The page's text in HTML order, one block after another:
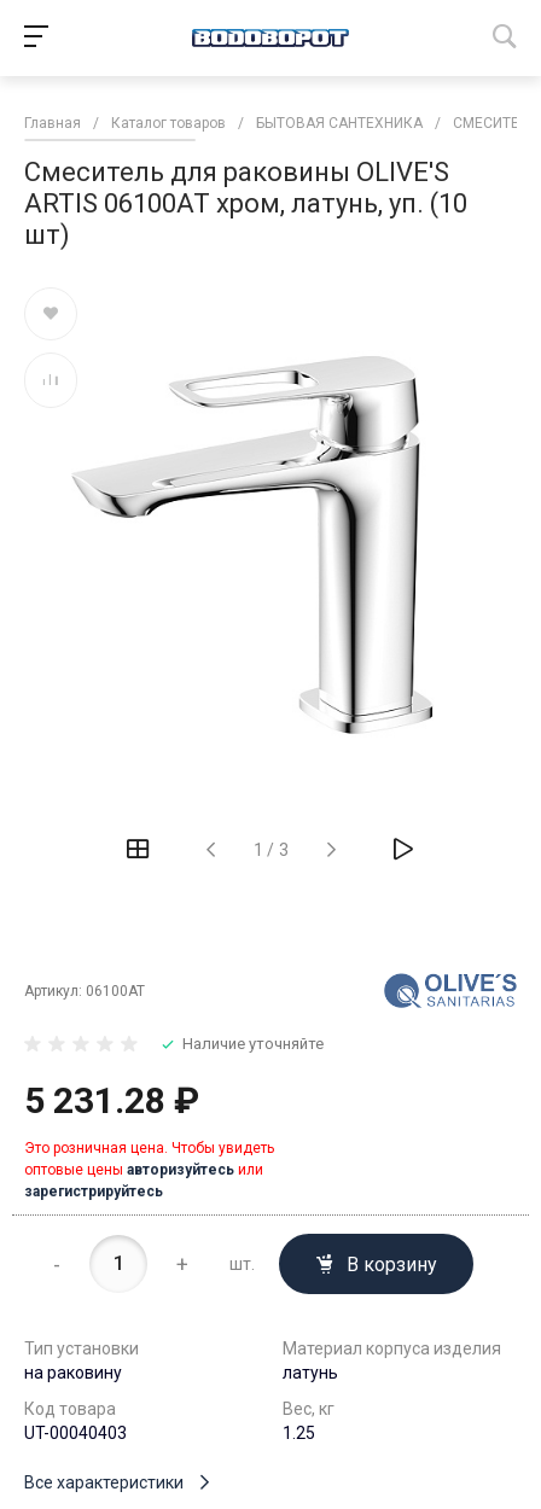
Главная / Каталог товаров / БЫТОВАЯ САНТЕХНИКА /
Смеситель для раковины OLIVE'S
ARTIS 06100AT хром, латунь, уп. (10
шт)
1 / 3
Артикул: 06100AT
Наличие уточняйте
5 231.28 ₽
Это розничная цена. Чтобы увидеть
оптовые цены авторизуйтесь или
зарегистрируйтесь
- + шт. В корзину
Тип установки
на раковину
Материал корпуса изделия
латунь
Код товара
UT-00040403
Вес, кг
1.25
Все характеристики